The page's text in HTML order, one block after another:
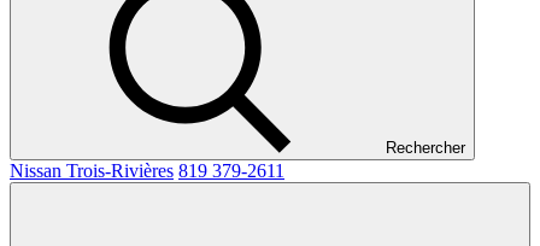
Rechercher
Nissan Trois-Rivières 819 379-2611